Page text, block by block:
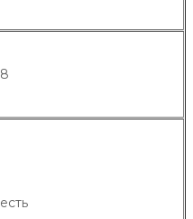
8
есть